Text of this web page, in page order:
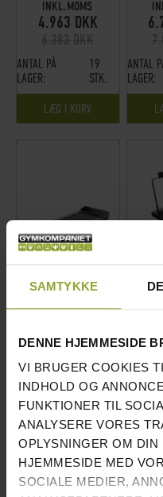
SAMTYKKE
DENNE HJEMMESIDE
VI BRUGER COOKIES
INDHOLD OG
FUNKTIONER TIL
ANALYSERE VORES
OPLYSNINGER OM DIN
HJEMMESIDE MED
SOCIALE MEDIER,
INKL.MOMS
4.963 DKK
6.383 DKK
ANTAL PÅ
LAGER:
19
STK.
LÆG I KURV
ANTAL
LAGER:
90%
SØLV/SORT
PRIS INKL.MOMS
4.892 DKK
ANTAL PÅ
LAGER:
203
STK.
LÆG I KURV
ANTAL
LAGER: